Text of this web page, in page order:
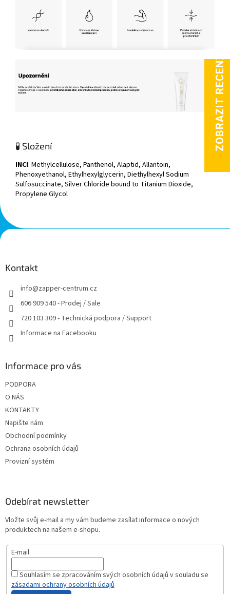
🧪 Složení
INCI: Methylcellulose, Panthenol, Alaptid, Allantoin,
Phenoxyethanol, Ethylhexylglycerin, Diethylhexyl Sodium
Sulfosuccinate, Silver Chloride bound to Titanium Dioxide,
Propylene Glycol
Z
á
Kontakt
info@zapper-centrum.cz
606 909 540 - Prodej / Sale
720 103 309 - Technická podpora / Support
Informace na Facebooku
Informace pro vás
PODPORA
O NÁS
KONTAKTY
Napište nám
Obchodní podmínky
Ochrana osobních údajů
Provizní systém
Odebírat newsletter
Vložte svůj e-mail a my vám budeme zasílat informace o nových
produktech na našem e-shopu.
E-mail
Souhlasím se zpracováním svých osobních údajů v souladu se
zásadami ochrany osobních údajů